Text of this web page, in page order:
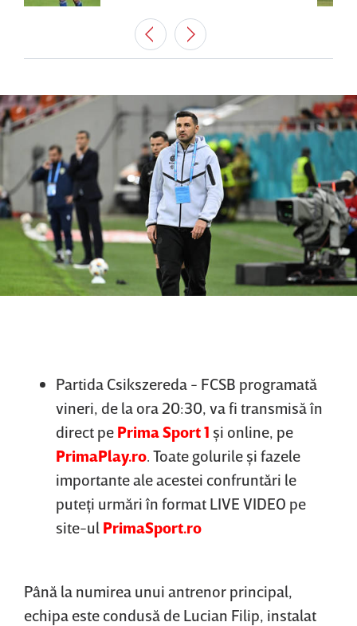
Partida Csikszereda - FCSB programată
vineri, de la ora 20:30, va fi transmisă în
direct pe Prima Sport 1 şi online, pe
PrimaPlay.ro . Toate golurile şi fazele
importante ale acestei confruntări le
puteţi urmări în format LIVE VIDEO pe
site-ul PrimaSport.ro
Până la numirea unui antrenor principal,
echipa este condusă de Lucian Filip, instalat